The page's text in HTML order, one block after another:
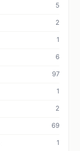
5
2
1
6
97
1
2
69
1